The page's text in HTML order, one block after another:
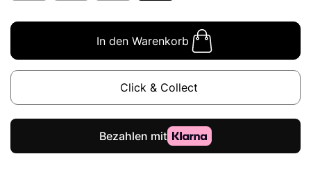
In den Warenkorb
Click & Collect